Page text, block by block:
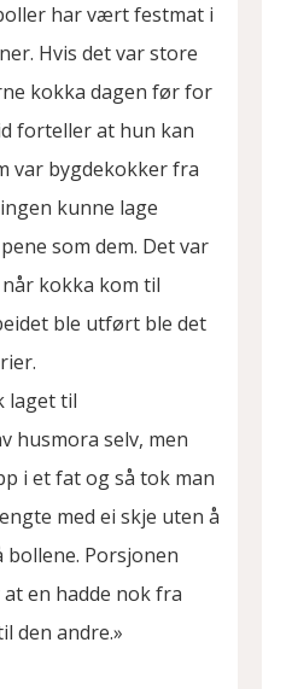
har vært festmat i
Hvis det var store
kokka dagen før for
forteller at hun kan
var bygdekokker fra
kunne lage
som dem. Det var
kokka kom til
ble utført ble det
laget til
husmora selv, men
i et fat og så tok man
med ei skje uten å
Porsjonen
en hadde nok fra
den andre.»